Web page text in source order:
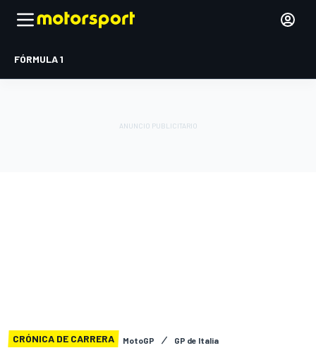
FÓRMULA 1
CRÓNICA DE CARRERA MotoGP GP de Italia